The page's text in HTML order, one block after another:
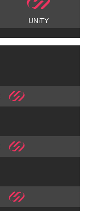
UNiTY